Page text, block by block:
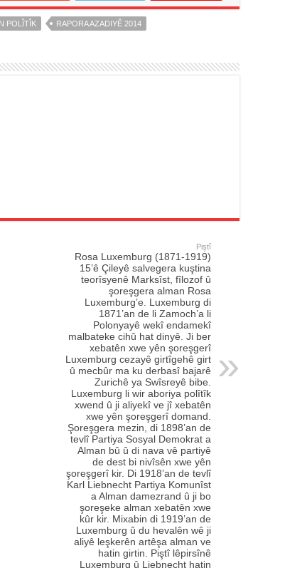
POLÎTÎK RAPORA AZADIYÊ 2014
Piştî
Rosa Luxemburg (1871-1919)
15’ê Çileyê salvegera kuştina
teorîsyenê Marksîst, fîlozof û
şoreşgera alman Rosa
Luxemburg’e. Luxemburg di
1871’an de li Zamoch’a li
Polonyayê wekî endamekî
malbateke cihû hat dinyê. Ji ber
xebatên xwe yên şoreşgerî
Luxemburg cezayê girtîgehê girt
û mecbûr ma ku derbasî bajarê
Zurichê ya Swîsreyê bibe.
Luxemburg li wir aboriya polîtîk
xwend û ji aliyekî ve jî xebatên
xwe yên şoreşgerî domand.
Şoreşgera mezin, di 1898’an de
tevlî Partiya Sosyal Demokrat a
Alman bû û di nava vê partiyê
de dest bi nivîsên xwe yên
şoreşgerî kir. Di 1918’an de tevlî
Karl Liebnecht Partiya Komunîst
a Alman damezrand û ji bo
şoreşeke alman xebatên xwe
kûr kir. Mixabin di 1919’an de
Luxemburg û du hevalên wê ji
aliyê leşkerên artêşa alman ve
hatin girtin. Piştî lêpirsînê
Luxemburg û Liebnecht hatin